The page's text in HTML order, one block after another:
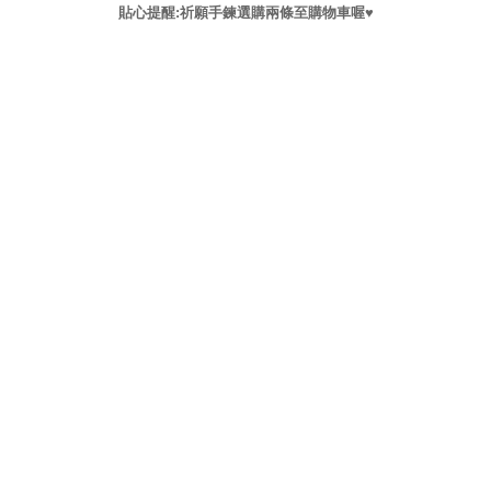
貼心提醒:祈願手鍊選購兩條至購物車喔♥